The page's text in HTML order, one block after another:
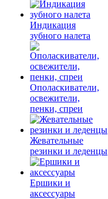
Индикация
зубного налета
Ополаскиватели,
освежители,
пенки, спреи
Жевательные
резинки и леденцы
Ершики и
аксессуары